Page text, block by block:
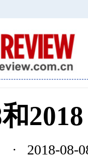
· 2018-08-